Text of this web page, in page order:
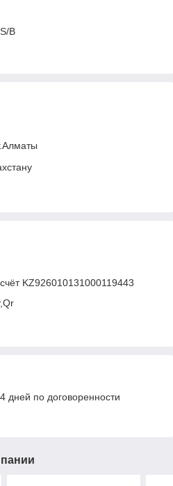
B
KZ926010131000119443
дней по договоренности